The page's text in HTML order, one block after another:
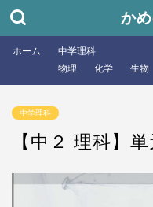
か
ホーム
中学理科
物理
化学 生物
中学理科
【中２ 理科】